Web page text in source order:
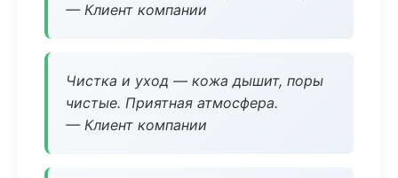
— Клиент компании
Чистка и уход — кожа дышит, поры
чистые. Приятная атмосфера.
— Клиент компании